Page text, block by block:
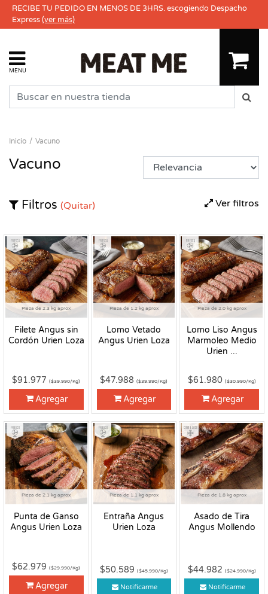
RECIBE TU PEDIDO EN MENOS DE 3HRS. escogiendo Despacho
Express(ver más)
MENU
Inicio Vacuno
Vacuno
Ver filtros
Filtros (Quitar)
Pieza de 2.3 kg aprox
Filete Angus sin
Cordón Urien Loza
Fresco
$91.977($39.990/Kg)
Agregar
Pieza de 1.2 kg aprox
Lomo Vetado
Angus Urien Loza
Fresco
$47.988($39.990/Kg)
Agregar
Pieza de 2.0 kg aprox
Lomo Liso Angus
Marmoleo Medio
Urien ...
Fresco
$61.980 ($30.990/Kg)
Agregar
Pieza de 2.1 kg aprox
Punta de Ganso
Angus Urien Loza
Fresco
$62.979($29.990/Kg)
Agregar
Pieza de 1.1 kg aprox
Entraña Angus
Urien Loza
Fresco
$50.589 ($45.990/Kg)
Notificarme
Pieza de 1.8 kg aprox
Asado de Tira
Angus Mollendo
Congelado
$44.982 ($24.990/Kg)
Notificarme